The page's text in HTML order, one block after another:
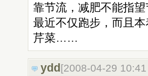
靠节流，减肥不能指
最近不仅跑步，而且
芹菜……
ydd[2008-04-29